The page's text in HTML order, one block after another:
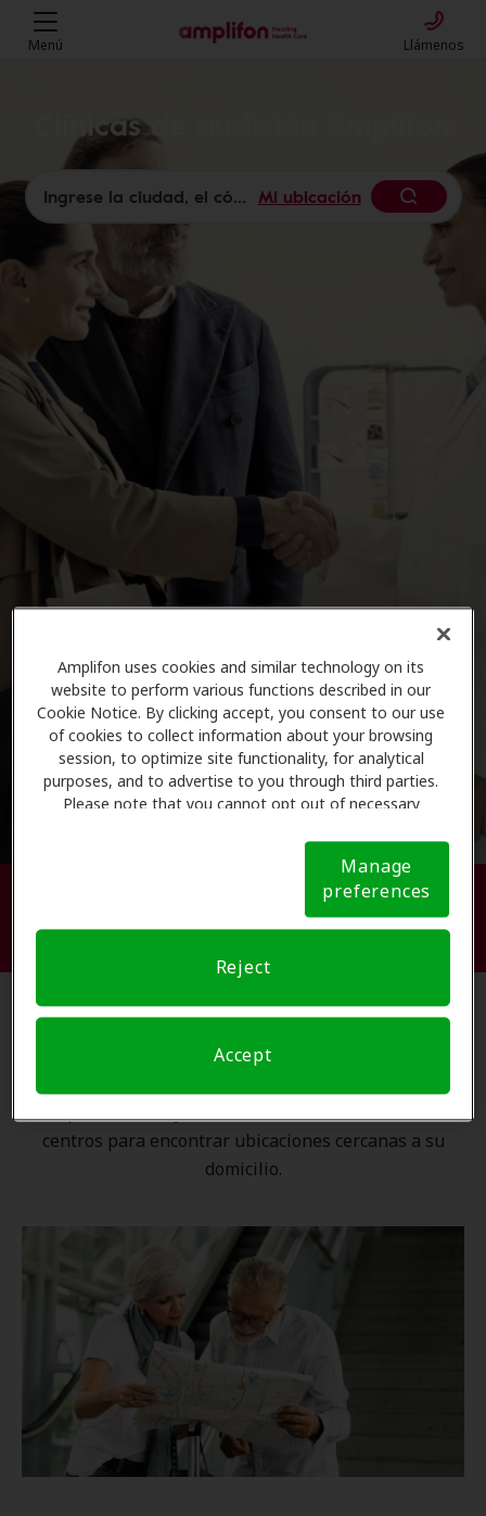
Amplifon uses cookies and similar technology on its
website to perform various functions described in our
Cookie Notice. By clicking accept, you consent to our use
of cookies to collect information about your browsing
session, to optimize site functionality, for analytical
purposes, and to advertise to you through third parties.
Please note that you cannot opt out of necessary
Notice (link here below). If you are using an opt-out
preference signal, we will honor that signal. Cookie
Manage
preferences
Reject
Accept
Menú Llámenos
Clínicas de audición Amplifon
Mi ubicación
Busque su centro de atención
auditiva.
Gracias a nuestra
, ningún proveedor de
centros para encontrar ubicaciones cercanas a su
domicilio.